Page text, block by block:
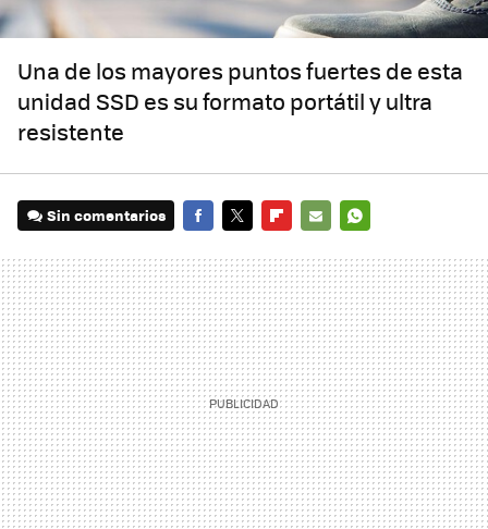
Una de los mayores puntos fuertes de esta
unidad SSD es su formato portátil y ultra
resistente
Sin comentarios
MAIL